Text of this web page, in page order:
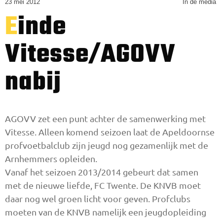
23 mei 2012 In de media
Einde
Vitesse/AGOVV
nabij
AGOVV zet een punt achter de samenwerking met
Vitesse. Alleen komend seizoen laat de Apeldoornse
profvoetbalclub zijn jeugd nog gezamenlijk met de
Arnhemmers opleiden.
Vanaf het seizoen 2013/2014 gebeurt dat samen
met de nieuwe liefde, FC Twente. De KNVB moet
daar nog wel groen licht voor geven. Profclubs
moeten van de KNVB namelijk een jeugdopleiding